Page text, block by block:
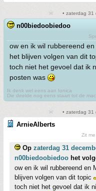
• zaterdag 31
n00biedoobiedoo
ow en ik wil rubbereend
het blijven volgen van dit
toch niet het gevoel dat ik
posten was
Ik denk wel eens aan Ionica
Die deelde nog eens staart tot de
• zaterdag 31
ArnieAlberts
Zit
Op zaterdag 31
n00biedoobiedoo het
ow en ik wil rubbereend en
blijven volgen van dit topic
toch niet het gevoel dat ik